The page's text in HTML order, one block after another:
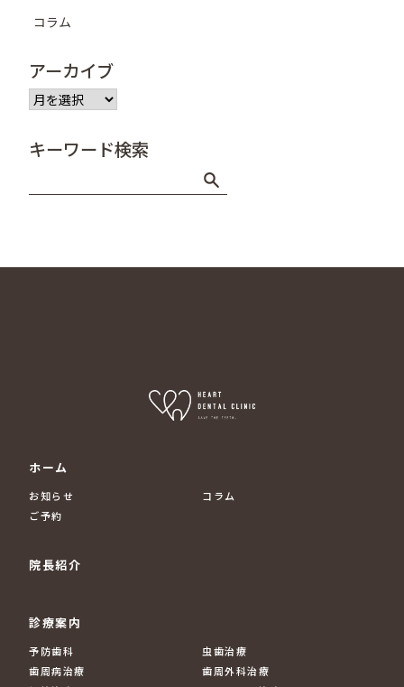
コラム
アーカイブ
ア
ー
イ
キーワード検索
ホーム
お知らせ
コラム
ご予約
院長紹介
診療案内
予防歯科
虫歯治療
歯周病治療
歯周外科治療